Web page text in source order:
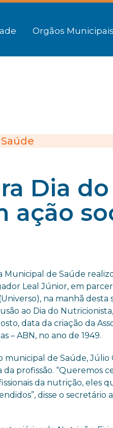
Orgãos Municipais
Saúde
Dia do
ação
Municipal de Saúde
Leal Júnior, em
na manhã desta
ao Dia do
data da criação da
– ABN, no ano de 1949.
municipal de Saúde, Júlio
da profissão. “Queremos
da nutrição, eles
disse o secretário